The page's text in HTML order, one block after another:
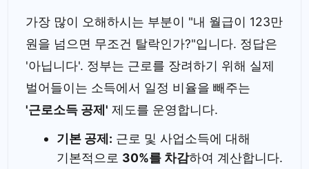
가장 많이 오해하시는 부분이 "내 월급이 123만
원을 넘으면 무조건 탈락인가?"입니다. 정답은
'아닙니다'. 정부는 근로를 장려하기 위해 실제
벌어들이는 소득에서 일정 비율을 빼주는
'근로소득 공제' 제도를 운영합니다.
기본 공제: 근로 및 사업소득에 대해
기본적으로 30%를 차감하여 계산합니다.